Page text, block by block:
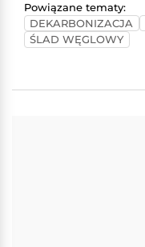
Powiązane tematy:
DEKARBONIZACJA
ŚLAD WĘGLOWY